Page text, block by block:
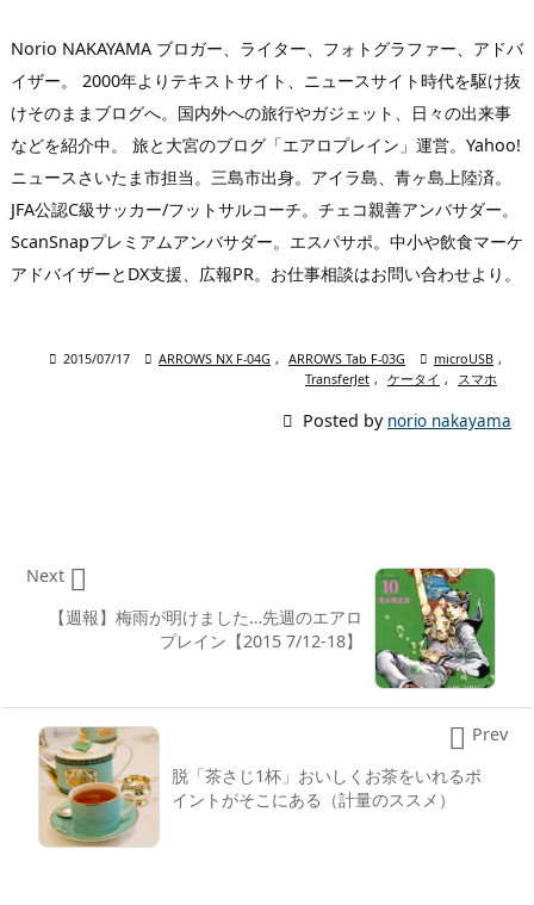
Norio NAKAYAMA ブロガー、ライター、フォトグラファー、アドバ
イザー。 2000年よりテキストサイト、ニュースサイト時代を駆け抜
けそのままブログへ。国内外への旅行やガジェット、日々の出来事
などを紹介中。 旅と大宮のブログ「エアロプレイン」運営。Yahoo!
ニュースさいたま市担当。三島市出身。アイラ島、青ヶ島上陸済。
JFA公認C級サッカー/フットサルコーチ。チェコ親善アンバサダー。
ScanSnapプレミアムアンバサダー。エスパサポ。中小や飲食マーケ
アドバイザーとDX支援、広報PR。お仕事相談はお問い合わせより。
 2015/07/17  ARROWS NX F-04G , ARROWS Tab F-03G  microUSB ,
TransferJet , ケータイ , スマホ
 Posted by norio nakayama
【週報】梅雨が明けました…先週のエアロ
プレイン【2015 7/12-18】

Next
脱「茶さじ1杯」おいしくお茶をいれるポ
イントがそこにある（計量のススメ）
 Prev